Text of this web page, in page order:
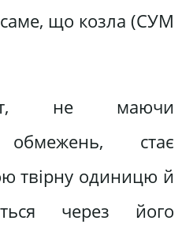
що козла (СУМ
не маючи
обмежень, стає
твірну одиницю й
через його